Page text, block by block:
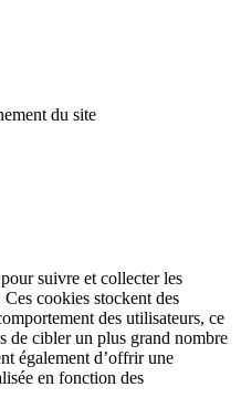
du site
suivre et collecter les
cookies stockent des
des utilisateurs, ce
de cibler un plus grand nombre
également d’offrir une
en fonction des